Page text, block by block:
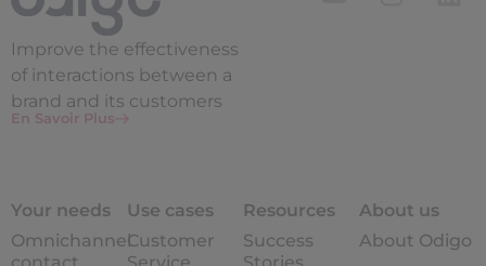
Improve the effectiveness
of interactions between a
brand and its customers
En Savoir Plus
Your needs
Omnichannel
Use cases
Customer
Resources
Success
About us
About Odigo